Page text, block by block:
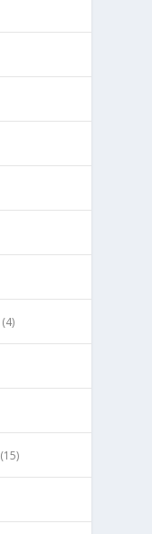
(4)
(15)